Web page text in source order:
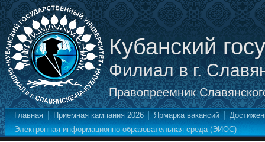
Кубанский
Филиал в г.
Правопреемник
Главная Приемная кампания 2026 Ярмарка вакансий
Электронная информационно-образовательная среда (ЭИОС)